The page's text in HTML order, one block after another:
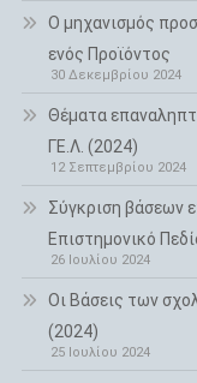
Ο μηχανισμός
ενός Προϊόντος
30 Δεκεμβρίου 2024
Θέματα
ΓΕ.Λ. (2024)
12 Σεπτεμβρίου 2024
Σύγκριση βάσεων
Επιστημονικό
26 Ιουλίου 2024
Οι Βάσεις των
(2024)
25 Ιουλίου 2024